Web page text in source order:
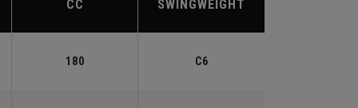
CC SWINGWEIGHT
180 C6